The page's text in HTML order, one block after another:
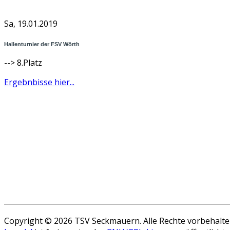
Sa, 19.01.2019
Hallenturnier der FSV Wörth
--> 8.Platz
Ergebnbisse hier...
Copyright © 2026 TSV Seckmauern. Alle Rechte